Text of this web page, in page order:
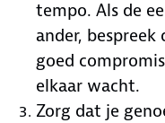
tempo. Als de
ander,
goed
elkaar wacht.
Zorg dat je